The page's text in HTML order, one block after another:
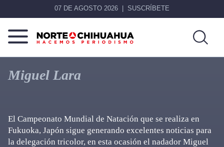
07 DE AGOSTO 2026 SUSCRÍBETE
Norte
De
Chihuahua
Más
que
noticias,
Miguel Lara
El Campeonato Mundial de Natación que se realiza en
Fukuoka, Japón sigue generando excelentes noticias para
la delegación tricolor, en esta ocasión el nadador Miguel